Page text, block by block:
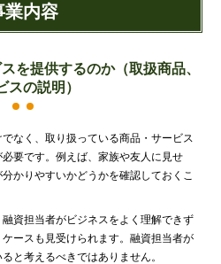
業内容
を提供するのか（取扱商品、
スの説明）
なく、取り扱っている商品・サービス
要です。例えば、家族や友人に見せ
かりやすいかどうかを確認しておくこ
資担当者がビジネスをよく理解できず
ースも見受けられます。融資担当者が
と考えるべきではありません。